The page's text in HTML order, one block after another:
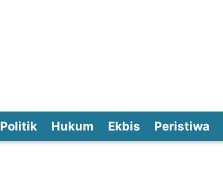
Politik Hukum Ekbis Peristiwa